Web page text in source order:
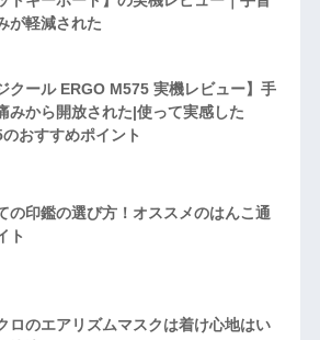
が軽減された
クール ERGO M575 実機レビュー】手
みから開放された|使って実感した
おすすめポイント
の印鑑の選び方！オススメのはんこ通
ト
ロのエアリズムマスクは着け心地はい